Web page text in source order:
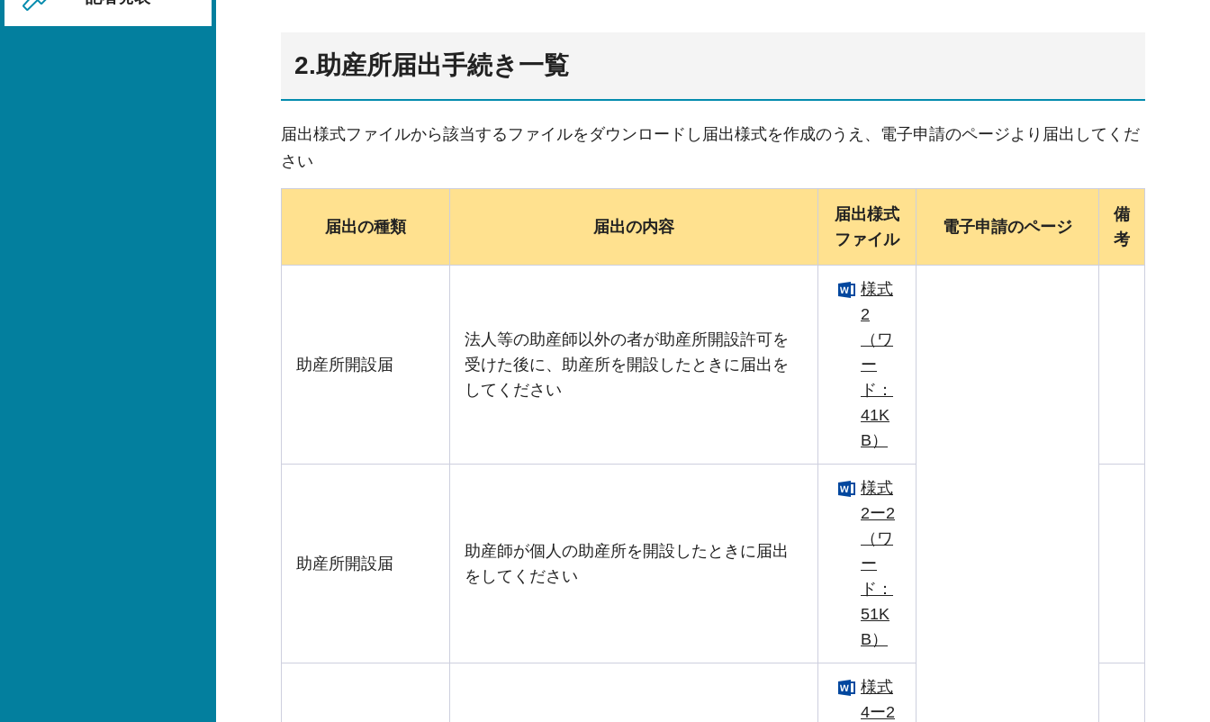
2.助産所届出手続き一覧
届出様式ファイルから該当するファイルをダウンロードし届出様式を作成のうえ、電子申請のページより届出してくだ
さい
届出の種類 届出の内容
届出様式
ファイル
電子申請のページ
備
考
助産所開設届
法人等の助産師以外の者が助産所開設許可を
受けた後に、助産所を開設したときに届出を
してください
様式
2
（ワ
ー
ド：
41K
B）
助産所開設届
助産師が個人の助産所を開設したときに届出
をしてください
様式
2ー2
（ワ
ー
ド：
51K
B）
様式
4ー2